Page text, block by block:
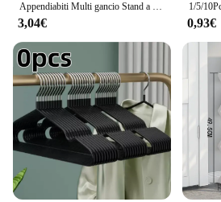
Appendiabiti Multi gancio Stand a forma di ramo di albero Mobile e comodo appendiabiti per la casa soggiorno dormitorio abbigliamento stoccaggio
3,04€ 0,93€